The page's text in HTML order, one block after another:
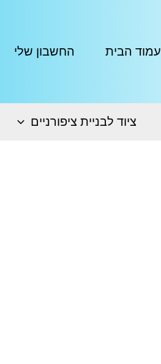
עמוד הבית החשבון שלי
ציוד לבניית ציפורניים